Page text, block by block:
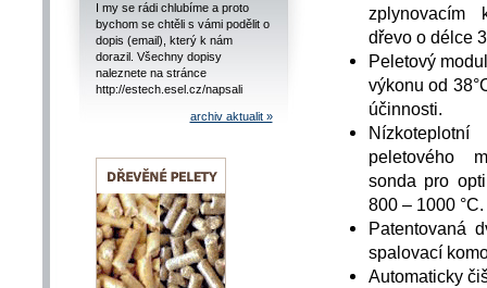
I my se rádi chlubíme a proto
bychom se chtěli s vámi podělit o
dopis (email), který k nám
dorazil. Všechny dopisy
naleznete na stránce
http://estech.esel.cz/napsali
archiv aktualit »
zplynovacím
dřevo o délce
Peletový
výkonu od
účinnosti.
peletového
sonda pro
800 – 1000 °C.
Patentovaná
spalovací
Automaticky